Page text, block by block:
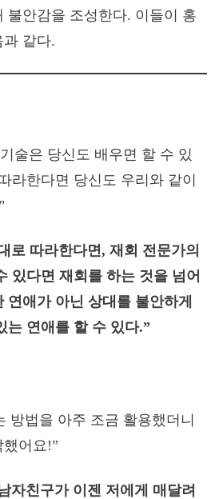
불안감을 조성한다. 이들이 홍
같다.
술은 당신도 배우면 할 수 있
라한다면 당신도 우리와 같이
로 따라한다면, 재회 전문가의
있다면 재회를 하는 것을 넘어
연애가 아닌 상대를 불안하게
는 연애를 할 수 있다.”
방법을 아주 조금 활용했더니
어요!”
자친구가 이젠 저에게 매달려